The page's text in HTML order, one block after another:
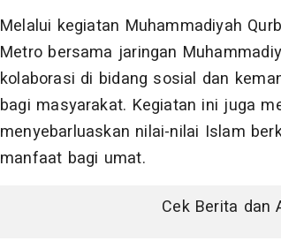
Melalui kegiatan Muhammadiyah
Metro bersama jaringan
kolaborasi di bidang sosial dan
bagi masyarakat. Kegiatan ini juga
menyebarluaskan nilai-nilai Islam
manfaat bagi umat.
Cek Berita dan